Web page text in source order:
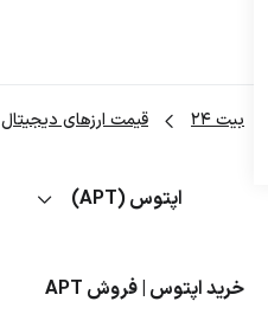
بیت ۲۴ قیمت ارزهای دیجیتال
اپتوس (APT)
خرید اپتوس | فروش APT